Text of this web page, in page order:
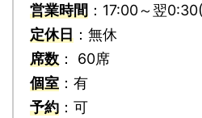
営業時間 ：17:00～翌
定休日 ：無休
席数 ： 60席
個室 ：有
予約 ：可